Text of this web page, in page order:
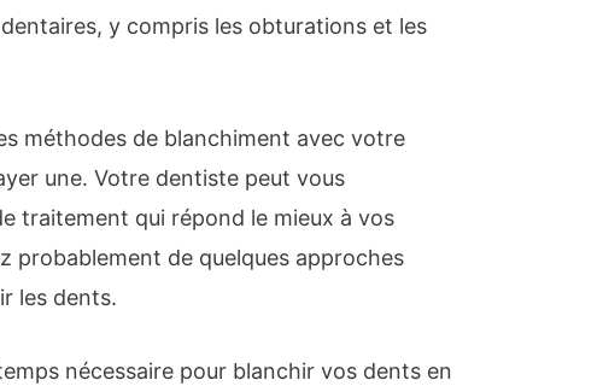
y compris les obturations et les
méthodes de blanchiment avec votre
une. Votre dentiste peut vous
traitement qui répond le mieux à vos
probablement de quelques approches
les dents.
nécessaire pour blanchir vos dents en